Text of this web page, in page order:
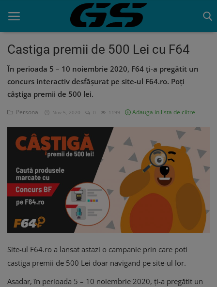
Acasa
Contact
Castiga premii de 500 Lei cu F64
În perioada 5 – 10 noiembrie 2020, F64 ţi-a pregătit un
concurs interactiv desfășurat pe site-ul F64.ro. Poți
câștiga premii de 500 lei.
Personal Nov 5, 2020 0 1199 Adauga in lista de ciitre
Site-ul F64.ro a lansat astazi o campanie prin care poti
castiga premii de 500 Lei doar navigand pe site-ul lor.
Asadar, în perioada 5 – 10 noiembrie 2020, ți-a pregătit un